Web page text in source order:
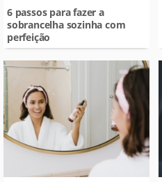
6 passos para fazer a
sobrancelha sozinha com
perfeição